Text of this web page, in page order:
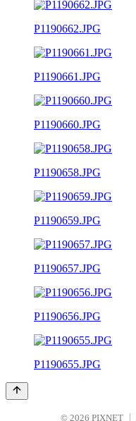
P1190662.JPG
P1190661.JPG
P1190660.JPG
P1190658.JPG
P1190659.JPG
P1190657.JPG
P1190656.JPG
P1190655.JPG
© 2026 PIXNET